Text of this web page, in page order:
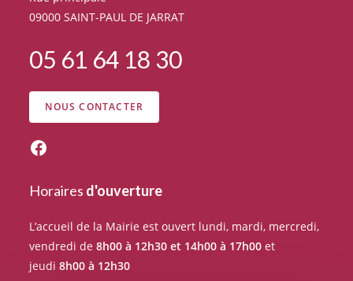
09000 SAINT-PAUL DE JARRAT
05 61 64 18 30
NOUS CONTACTER
Suivez l'actualité du village sur Facebook
Horaires d'ouverture
L’accueil de la Mairie est ouvert lundi, mardi, mercredi,
vendredi de8h00 à 12h30 et 14h00 à 17h00 et
jeudi8h00 à 12h30